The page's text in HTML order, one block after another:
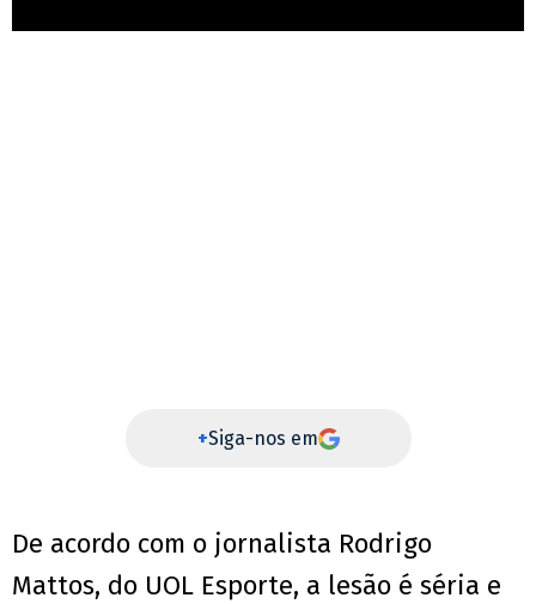
+Siga-nos em
De acordo com o jornalista Rodrigo
Mattos, do UOL Esporte, a lesão é séria e